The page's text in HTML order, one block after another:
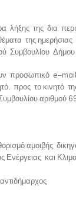
της δια
της
Συμβουλίου
προσωπικό
προς το κινητό
Συμβουλίου
αμοιβής
και